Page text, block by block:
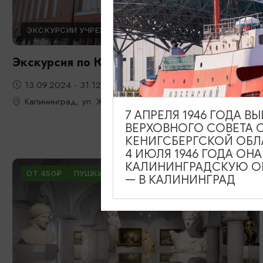
ЭКСКУРСИИ УЧРЕЖДЕНИЙ КУЛЬТУРЫ
Экскурсия по Южному вокзалу
13.09.2024 - 31.12.2026
Калининград, ул. Железнодорожная, д. 13-23
ОТ 450₽ ПУШКИНСКАЯ КАРТА
7 АПРЕЛЯ 1946 ГОДА
ВЕРХОВНОГО СОВЕТА
КЕНИГСБЕРГСКОЙ
4 ИЮЛЯ 1946 ГОДА
КАЛИНИНГРАДСКУЮ
— В КАЛИНИНГРАД